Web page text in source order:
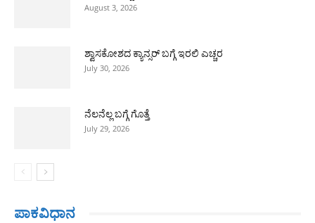
August 3, 2026
ಶ್ವಾಸಕೋಶದ ಕ್ಯಾನ್ಸರ್ ಬಗ್ಗೆ ಇರಲಿ ಎಚ್ಚರ
July 30, 2026
ನೆಲನೆಲ್ಲ ಬಗ್ಗೆ ಗೊತ್ತೆ
July 29, 2026
ಪಾಕವಿಧಾನ